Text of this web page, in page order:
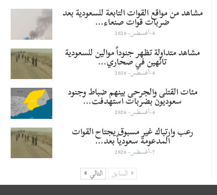
مشاهد من مواقع القوات التابعة للسعودية بعد
ضربات قوات صنعاء…
6-أغسطس- 2026
مشاهد متداولة تظهر جنوداً موالين للسعودية
تائهين في صحاري…
6-أغسطس- 2026
مئات القتلى والجرحى بينهم ضباط وجنود
سعوديون بضربات استهدفت…
6-أغسطس- 2026
رعب وارتباك غير مسبوق يجتاح القوات
المدعومة سعودياً بعد…
7-أغسطس- 2026
السابق التالي